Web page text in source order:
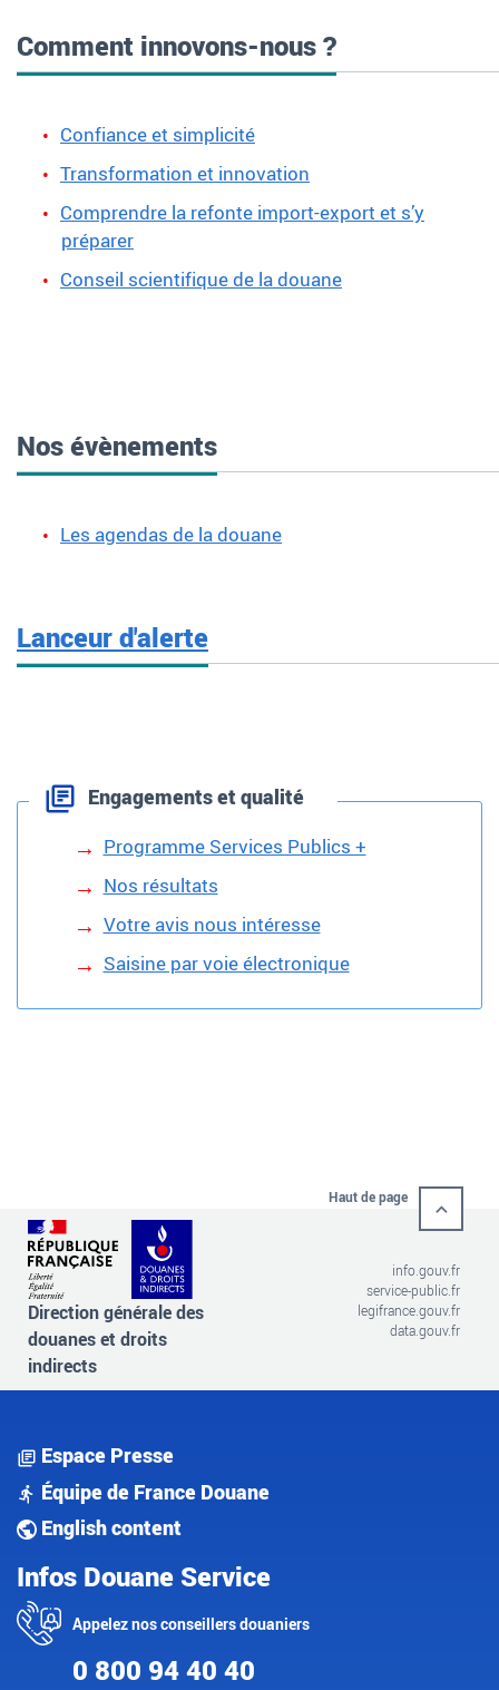
Comment innovons-nous ?
Confiance et simplicité
Transformation et innovation
Comprendre la refonte import-export et s’y
préparer
Conseil scientifique de la douane
Nos évènements
Les agendas de la douane
Lanceur d'alerte
Engagements et qualité
Programme Services Publics +
Nos résultats
Votre avis nous intéresse
Saisine par voie électronique
Haut de page
Direction générale des
douanes et droits
indirects
info.gouv.fr
service-public.fr
legifrance.gouv.fr
data.gouv.fr
Espace Presse
Équipe de France Douane
English content
Infos Douane Service
Appelez nos conseillers douaniers
0 800 94 40 40